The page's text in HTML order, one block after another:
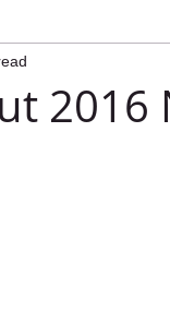
2016